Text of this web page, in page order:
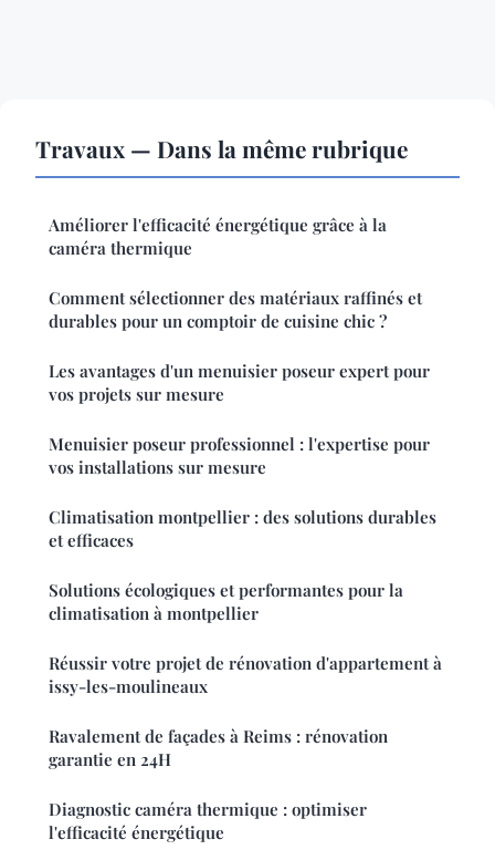
Travaux — Dans la même rubrique
Améliorer l'efficacité énergétique grâce à la
caméra thermique
Comment sélectionner des matériaux raffinés et
durables pour un comptoir de cuisine chic ?
Les avantages d'un menuisier poseur expert pour
vos projets sur mesure
Menuisier poseur professionnel : l'expertise pour
vos installations sur mesure
Climatisation montpellier : des solutions durables
et efficaces
Solutions écologiques et performantes pour la
climatisation à montpellier
Réussir votre projet de rénovation d'appartement à
issy-les-moulineaux
Ravalement de façades à Reims : rénovation
garantie en 24H
Diagnostic caméra thermique : optimiser
l'efficacité énergétique